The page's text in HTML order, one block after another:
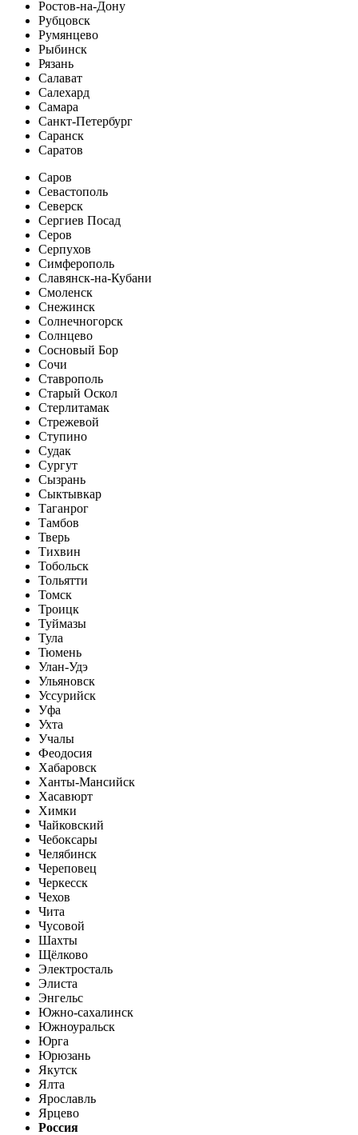
Ростов-на-Дону
Рубцовск
Румянцево
Рыбинск
Рязань
Салават
Салехард
Самара
Санкт-Петербург
Саранск
Саратов
Саров
Севастополь
Северск
Сергиев Посад
Серов
Серпухов
Симферополь
Славянск-на-Кубани
Смоленск
Снежинск
Солнечногорск
Солнцево
Сосновый Бор
Сочи
Ставрополь
Старый Оскол
Стерлитамак
Стрежевой
Ступино
Судак
Сургут
Сызрань
Сыктывкар
Таганрог
Тамбов
Тверь
Тихвин
Тобольск
Тольятти
Томск
Троицк
Туймазы
Тула
Тюмень
Улан-Удэ
Ульяновск
Уссурийск
Уфа
Ухта
Учалы
Феодосия
Хабаровск
Ханты-Мансийск
Хасавюрт
Химки
Чайковский
Чебоксары
Челябинск
Череповец
Черкесск
Чехов
Чита
Чусовой
Шахты
Щёлково
Электросталь
Элиста
Энгельс
Южно-сахалинск
Южноуральск
Юрга
Юрюзань
Якутск
Ялта
Ярославль
Ярцево
Россия